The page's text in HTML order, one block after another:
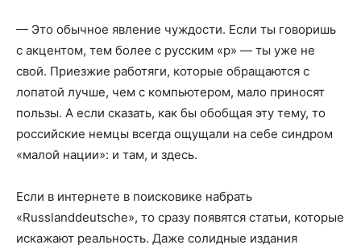
— Это обычное явление чуждости. Если ты говоришь
с акцентом, тем более с русским «р» — ты уже не
свой. Приезжие работяги, которые обращаются с
лопатой лучше, чем с компьютером, мало приносят
пользы. А если сказать, как бы обобщая эту тему, то
российские немцы всегда ощущали на себе синдром
«малой нации»: и там, и здесь.
Если в интернете в поисковике набрать
«Russlanddeutsche», то сразу появятся статьи, которые
искажают реальность. Даже солидные издания